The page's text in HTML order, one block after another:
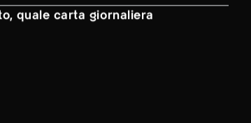
quale carta giornaliera